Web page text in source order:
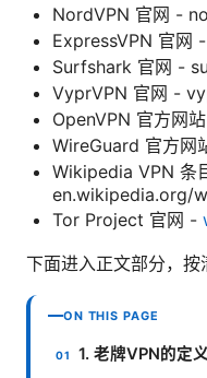
NordVPN 官网 -
ExpressVPN 官网
Surfshark 官网 -
VyprVPN 官网 -
OpenVPN 官方网
WireGuard 官方网
Wikipedia VPN 条
en.wikipedia.org/
Tor Project 官网 -
下面进入正文部分，按
ON THIS PAGE
1. 老牌VPN的定